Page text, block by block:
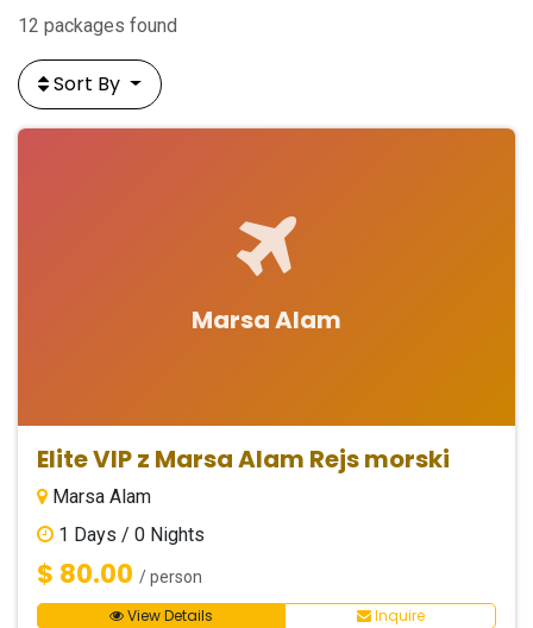
12 packages found
Sort By
Marsa Alam
Elite VIP z Marsa Alam Rejs morski
Marsa Alam
1 Days / 0 Nights
$ 80.00 / person
View Details Inquire